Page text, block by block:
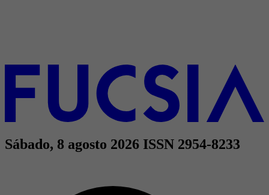
Sábado, 8 agosto 2026 ISSN 2954-8233